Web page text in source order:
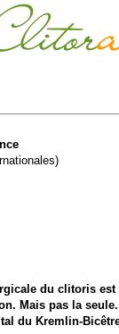
du clitoris est
Mais pas la
du Kremlin-